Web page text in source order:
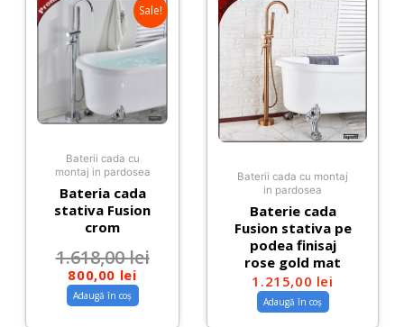
Sale!
Baterii cada cu
montaj in pardosea
Bateria cada
stativa Fusion
crom
1.618,00lei
800,00 lei
Adaugă în coș
Baterii cada cu montaj
in pardosea
Baterie cada
Fusion stativa pe
podea finisaj
rose gold mat
1.215,00 lei
Adaugă în coș